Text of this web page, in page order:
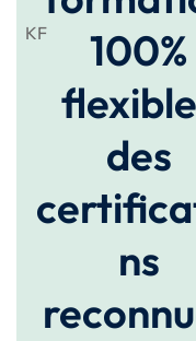
KF
100%
des
ns